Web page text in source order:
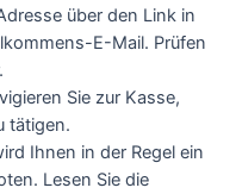
über den Link in
E-Mail. Prüfen
Sie zur Kasse,
tätigen.
Ihnen in der Regel ein
Lesen Sie die